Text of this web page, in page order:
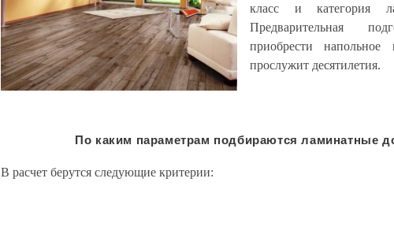
класс и категория
Предварительная
приобрести напольное
прослужит десятилетия.
По каким параметрам подбираются ламинатные
В расчет берутся следующие критерии: